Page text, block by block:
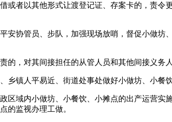
或者以其他形式让渡登记证、存案卡的，责
协管员、步队，加强现场放哨，督促小做坊
，对其间接担任的从管人员和其他间接义务人
镇人平易近、街道处事处做好小做坊、小餐饮
域内小做坊、小餐饮、小摊点的出产运营实
的监视办理工做。